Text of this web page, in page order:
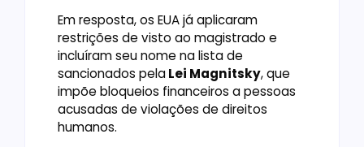
Em resposta, os EUA já aplicaram
restrições de visto ao magistrado e
incluíram seu nome na lista de
sancionados pelaLei Magnitsky, que
impõe bloqueios financeiros a pessoas
acusadas de violações de direitos
humanos.